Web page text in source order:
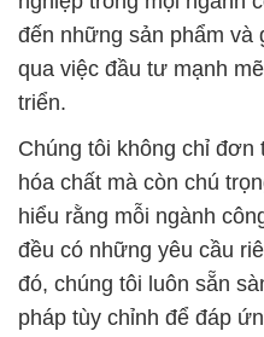
đến những sản phẩm và
qua việc đầu tư mạnh
triển.
Chúng tôi không chỉ đơn
hóa chất mà còn chú
hiểu rằng mỗi ngành
đều có những yêu cầu
đó, chúng tôi luôn sẵn
pháp tùy chỉnh để đáp